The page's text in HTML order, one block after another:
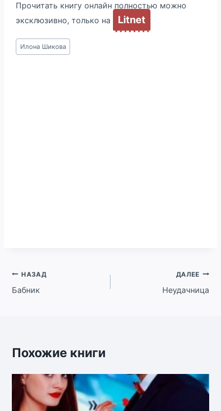
Прочитать книгу онлайн полностью можно
эксклюзивно, только на
Litnet
Метки
записи:
Илона Шикова
Навигация
по
НАЗАД
Бабник
ДАЛЕЕ
Неудачница
Похожие книги